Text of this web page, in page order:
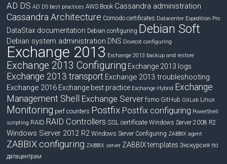
AD DS AD DS best practices AWS Book Cassandra administration
Cassandra Architecture Comodo certificates Datacenter Expedition Pro
DataStax documentation Debian configuring Debian Soft
Debian system administration DNS Dovecot configuring
Exchange 2013 Exchange 2013 backup and restore
Exchange 2013 Configuring Exchange 2013 logs
Exchange 2013 transport Exchange 2013 troubleshooting
Exchange 2016 Exchange best practice Exchange Hybrid Exchange
Management Shell
Exchange Server fsmo GitHub GitLab Linux
Monitoring perf counters Postfix Postfix configuring PowerShell
scripting RAID RAID Controllers SSL certificate Windows Server 2008 R2
Windows Server 2012 R2 Windows Server Configuring ZABBIX agent
ZABBIX configuring ZABBIX server ZABBIX templates Экскурсия по
датацентрам